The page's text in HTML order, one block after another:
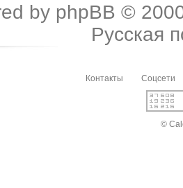
by phpBB ©
Русская
Контакты Соцсети
©